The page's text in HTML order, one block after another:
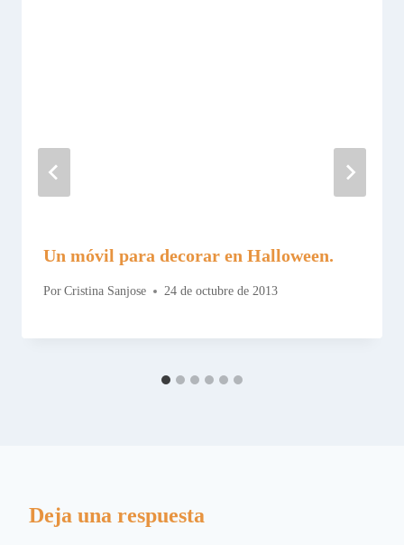
Un móvil para decorar en Halloween.
Por Cristina Sanjose 24 de octubre de 2013
Deja una respuesta